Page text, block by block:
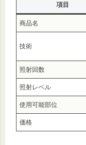
項目
商品名
技術
照射回数
照射レベル
使用可能部位
価格